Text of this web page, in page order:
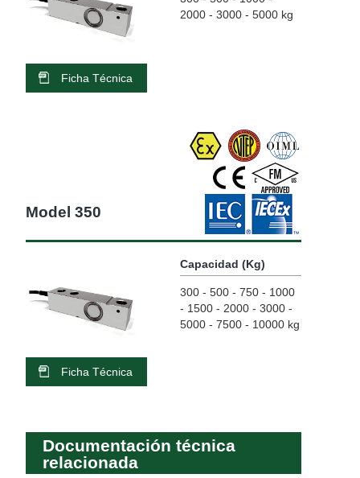
Ficha Técnica
2000 - 3000 - 5000 kg
Model 350
Ficha Técnica
Capacidad (Kg)
300 - 500 - 750 - 1000
- 1500 - 2000 - 3000 -
5000 - 7500 - 10000 kg
Documentación técnica
relacionada